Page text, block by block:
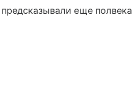
еще полвека